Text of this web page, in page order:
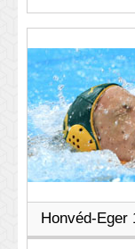
Honvéd-Eger